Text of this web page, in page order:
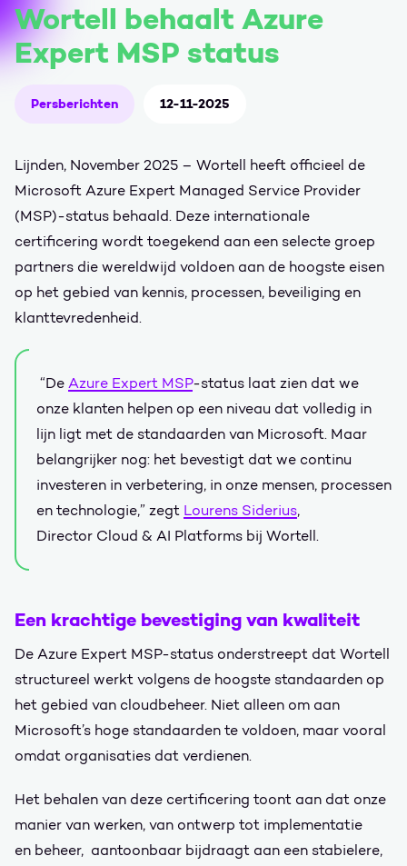
Wortell behaalt Azure
Expert MSP status
Persberichten 12-11-2025
Lijnden, November 2025 – Wortell heeft officieel de
Microsoft Azure Expert Managed Service Provider
(MSP)-status behaald. Deze internationale
certificering wordt toegekend aan een selecte groep
partners die wereldwijd voldoen aan de hoogste eisen
op het gebied van kennis, processen, beveiliging en
klanttevredenheid.
“De Azure Expert MSP-status laat zien dat we
onze klanten helpen op een niveau dat volledig in
lijn ligt met de standaarden van Microsoft. Maar
belangrijker nog: het bevestigt dat we continu
investeren in verbetering, in onze mensen, processen
en technologie,” zegt Lourens Siderius,
Director Cloud & AI Platforms bij Wortell.
Een krachtige bevestiging van kwaliteit
De Azure Expert MSP-status onderstreept dat Wortell
structureel werkt volgens de hoogste standaarden op
het gebied van cloudbeheer. Niet alleen om aan
Microsoft’s hoge standaarden te voldoen, maar vooral
omdat organisaties dat verdienen.
Het behalen van deze certificering toont aan dat onze
manier van werken, van ontwerp tot implementatie
en beheer, aantoonbaar bijdraagt aan een stabielere,